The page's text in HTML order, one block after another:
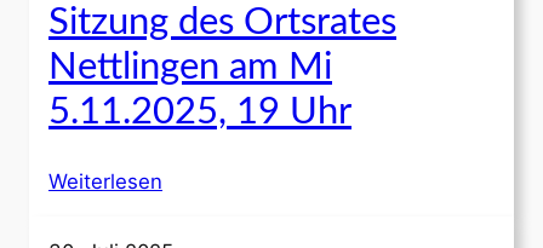
Sitzung des Ortsrates
Nettlingen am Mi
5.11.2025, 19 Uhr
Weiterlesen